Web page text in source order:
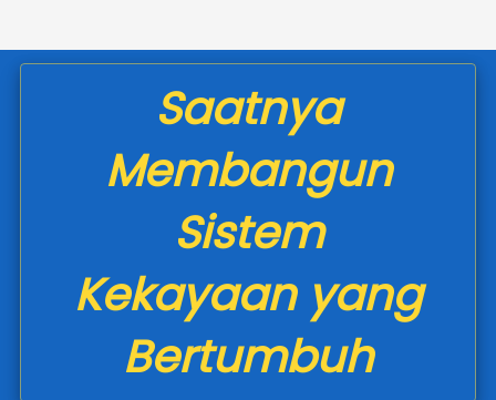
Saatnya
Membangun
Sistem
Kekayaan yang
Bertumbuh